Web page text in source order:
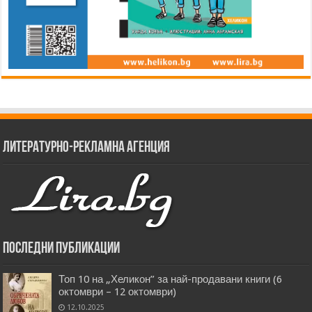
Литературно-рекламна агенция
Последни публикации
Топ 10 на „Хеликон” за най-продавани книги (6
октомври – 12 октомври)
12.10.2025